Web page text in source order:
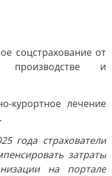
соцстрахование от
производстве и
курортное лечение
года страхователи
затраты
на портале